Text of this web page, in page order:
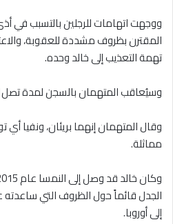
ووجهت اتهامات للرجلين بالتسبب في
المقترن بظروف مشددة للعقوبة،
تهمة التعذيب إلى خالد وحده.
وسيُعاقب المتهمان بالسجن لمدة تصل إلى 10 سنوات في حال
وقال المتهمان إنهما بريئان، ونفيا
مماثلة.
الجدل قائماً حول الظروف التي
إلى أوروبا.